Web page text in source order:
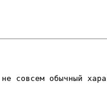
совсем обычный